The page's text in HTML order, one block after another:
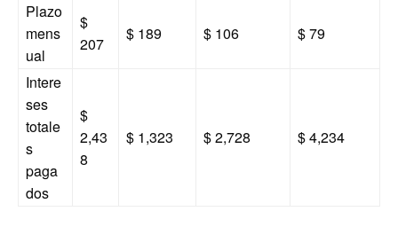
Plazo
mens
ual
$
207
$ 189 $ 106 $ 79
Intere
ses
totale
s
paga
dos
$
2,43
8
$ 1,323 $ 2,728 $ 4,234